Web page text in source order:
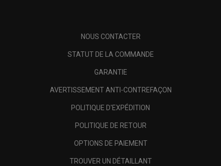
NOUS CONTACTER
STATUT DE LA COMMANDE
GARANTIE
AVERTISSEMENT ANTI-CONTREFAÇON
POLITIQUE D'EXPÉDITION
POLITIQUE DE RETOUR
OPTIONS DE PAIEMENT
TROUVER UN DÉTAILLANT